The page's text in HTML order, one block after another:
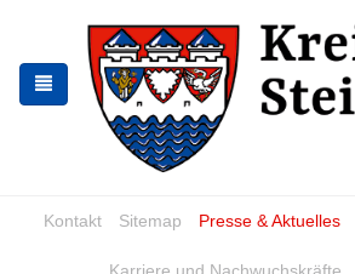
springen
springen
Kontakt Sitemap Presse & Aktuelles